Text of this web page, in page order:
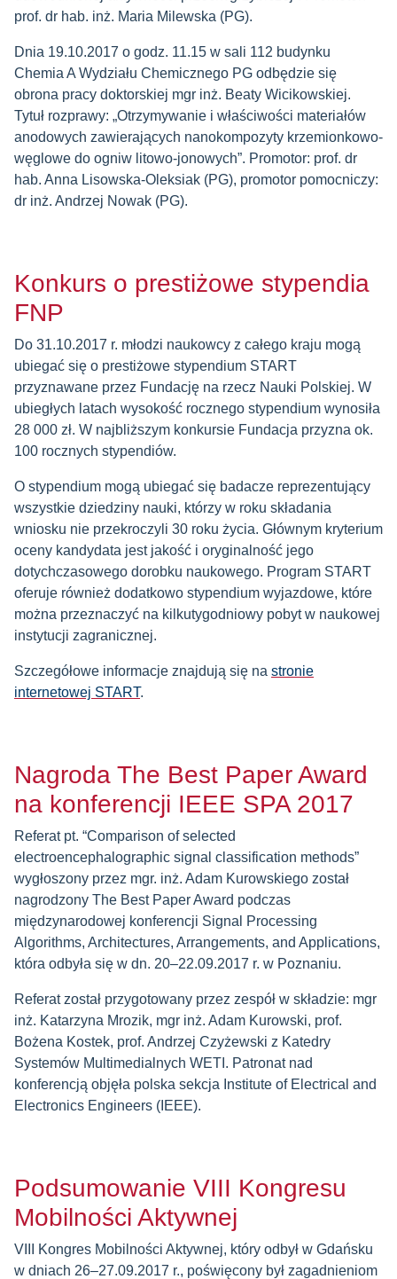
prof. dr hab. inż. Maria Milewska (PG).
Dnia 19.10.2017 o godz. 11.15 w sali 112 budynku
Chemia A Wydziału Chemicznego PG odbędzie się
obrona pracy doktorskiej mgr inż. Beaty Wicikowskiej.
Tytuł rozprawy: „Otrzymywanie i właściwości materiałów
anodowych zawierających nanokompozyty krzemionkowo-
węglowe do ogniw litowo-jonowych”. Promotor: prof. dr
hab. Anna Lisowska-Oleksiak (PG), promotor pomocniczy:
dr inż. Andrzej Nowak (PG).
Konkurs o prestiżowe stypendia
FNP
Do 31.10.2017 r. młodzi naukowcy z całego kraju mogą
ubiegać się o prestiżowe stypendium START
przyznawane przez Fundację na rzecz Nauki Polskiej. W
ubiegłych latach wysokość rocznego stypendium wynosiła
28 000 zł. W najbliższym konkursie Fundacja przyzna ok.
100 rocznych stypendiów.
O stypendium mogą ubiegać się badacze reprezentujący
wszystkie dziedziny nauki, którzy w roku składania
wniosku nie przekroczyli 30 roku życia. Głównym kryterium
oceny kandydata jest jakość i oryginalność jego
dotychczasowego dorobku naukowego. Program START
oferuje również dodatkowo stypendium wyjazdowe, które
można przeznaczyć na kilkutygodniowy pobyt w naukowej
instytucji zagranicznej.
Szczegółowe informacje znajdują się na stronie
internetowej START.
Nagroda The Best Paper Award
na konferencji IEEE SPA 2017
Referat pt. “Comparison of selected
electroencephalographic signal classification methods”
wygłoszony przez mgr. inż. Adam Kurowskiego został
nagrodzony The Best Paper Award podczas
międzynarodowej konferencji Signal Processing
Algorithms, Architectures, Arrangements, and Applications,
która odbyła się w dn. 20–22.09.2017 r. w Poznaniu.
Referat został przygotowany przez zespół w składzie: mgr
inż. Katarzyna Mrozik, mgr inż. Adam Kurowski, prof.
Bożena Kostek, prof. Andrzej Czyżewski z Katedry
Systemów Multimedialnych WETI. Patronat nad
konferencją objęła polska sekcja Institute of Electrical and
Electronics Engineers (IEEE).
Podsumowanie VIII Kongresu
Mobilności Aktywnej
VIII Kongres Mobilności Aktywnej, który odbył w Gdańsku
w dniach 26–27.09.2017 r., poświęcony był zagadnieniom